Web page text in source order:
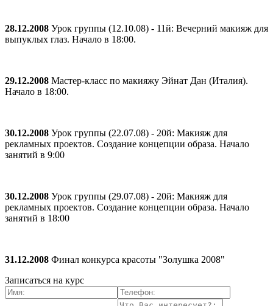
28.12.2008 Урок группы (12.10.08) - 11й: Вечерний макияж для
выпуклых глаз. Начало в 18:00.
29.12.2008 Мастер-класс по макияжу Эйнат Дан (Италия).
Начало в 18:00.
30.12.2008 Урок группы (22.07.08) - 20й: Макияж для
рекламных проектов. Создание концепции образа. Начало
занятий в 9:00
30.12.2008 Урок группы (29.07.08) - 20й: Макияж для
рекламных проектов. Создание концепции образа. Начало
занятий в 18:00
31.12.2008 Финал конкурса красоты "Золушка 2008"
Записаться на курс